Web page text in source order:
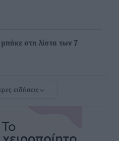
στη λίστα των 7
εξέλιξη η ΚΥΑ για το ΕΧΠ
ειδήσεις